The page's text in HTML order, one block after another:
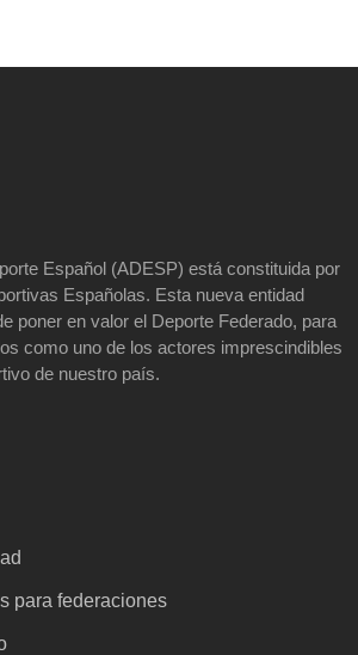
Español (ADESP) está constituida por
Españolas. Esta nueva entidad
poner en valor el Deporte Federado, para
como uno de los actores imprescindibles
de nuestro país.
para federaciones